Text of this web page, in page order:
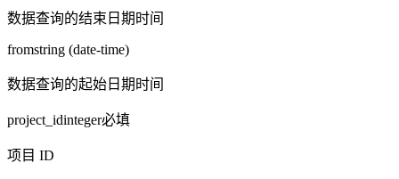
数据查询的结束日期时间
fromstring (date-time)
数据查询的起始日期时间
project_idinteger必填
项目 ID